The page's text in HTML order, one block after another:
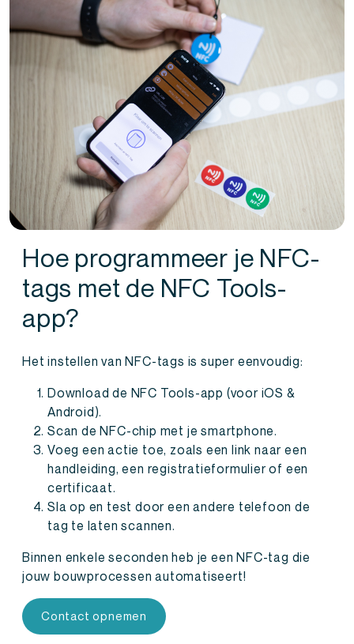
Hoe programmeer je NFC-
tags met de NFC Tools-
app?
Het instellen van NFC-tags is super eenvoudig:
Download de NFC Tools-app (voor iOS &
Android).
Scan de NFC-chip met je smartphone.
Voeg een actie toe, zoals een link naar een
handleiding, een registratieformulier of een
certificaat.
Sla op en test door een andere telefoon de
tag te laten scannen.
Binnen enkele seconden heb je een NFC-tag die
jouw bouwprocessen automatiseert!
Contact opnemen